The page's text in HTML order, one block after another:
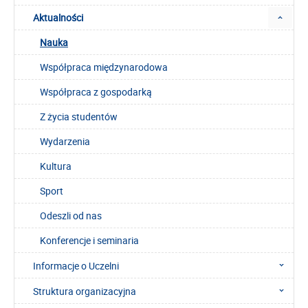
Aktualności
Nauka
Współpraca międzynarodowa
Współpraca z gospodarką
Z życia studentów
Wydarzenia
Kultura
Sport
Odeszli od nas
Konferencje i seminaria
Informacje o Uczelni
Struktura organizacyjna